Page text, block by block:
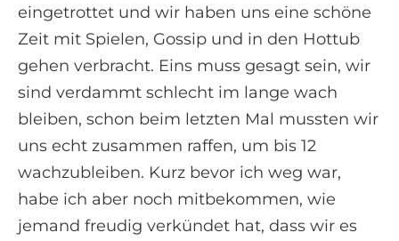
eingetrottet und wir haben uns eine schöne
Zeit mit Spielen, Gossip und in den Hottub
gehen verbracht. Eins muss gesagt sein, wir
sind verdammt schlecht im lange wach
bleiben, schon beim letzten Mal mussten wir
uns echt zusammen raffen, um bis 12
wachzubleiben. Kurz bevor ich weg war,
habe ich aber noch mitbekommen, wie
jemand freudig verkündet hat, dass wir es